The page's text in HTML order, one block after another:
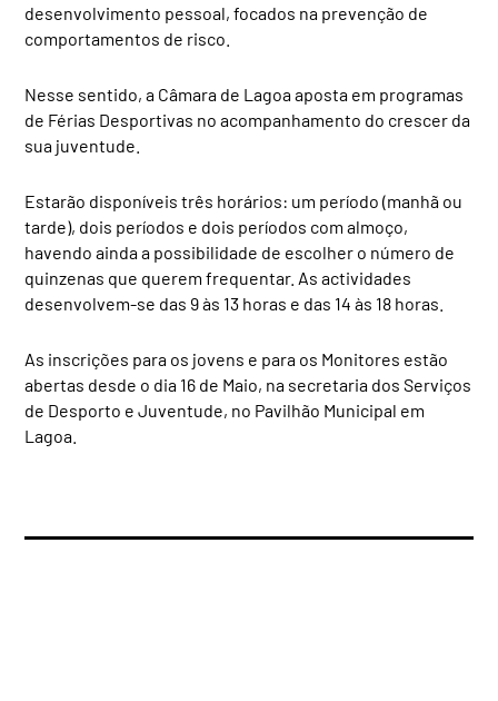
desenvolvimento pessoal, focados na prevenção de
comportamentos de risco.
Nesse sentido, a Câmara de Lagoa aposta em programas
de Férias Desportivas no acompanhamento do crescer da
sua juventude.
Estarão disponíveis três horários: um período (manhã ou
tarde), dois períodos e dois períodos com almoço,
havendo ainda a possibilidade de escolher o número de
quinzenas que querem frequentar. As actividades
desenvolvem-se das 9 às 13 horas e das 14 às 18 horas.
As inscrições para os jovens e para os Monitores estão
abertas desde o dia 16 de Maio, na secretaria dos Serviços
de Desporto e Juventude, no Pavilhão Municipal em
Lagoa.